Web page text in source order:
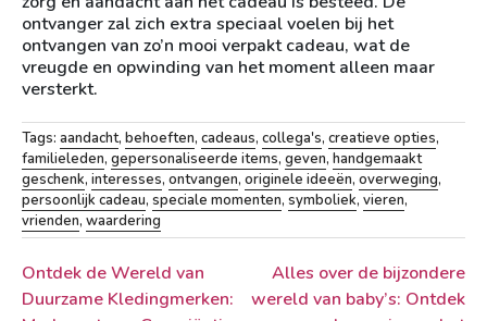
ontvanger zal zich extra speciaal voelen bij het
ontvangen van zo’n mooi verpakt cadeau, wat de
vreugde en opwinding van het moment alleen maar
versterkt.
Tags: aandacht, behoeften, cadeaus, collega's, creatieve opties,
familieleden, gepersonaliseerde items, geven, handgemaakt
geschenk, interesses, ontvangen, originele ideeën, overweging,
persoonlijk cadeau, speciale momenten, symboliek, vieren,
vrienden, waardering
Berichtnavigatie
Ontdek de Wereld van
Duurzame Kledingmerken:
Alles over de bijzondere
wereld van baby’s: Ontdek